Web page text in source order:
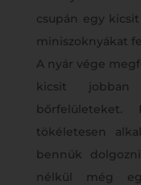
csupán egy
miniszoknyákat
A nyár vége
kicsit jobban
bőrfelületeket.
tökéletesen
bennük
nélkül még